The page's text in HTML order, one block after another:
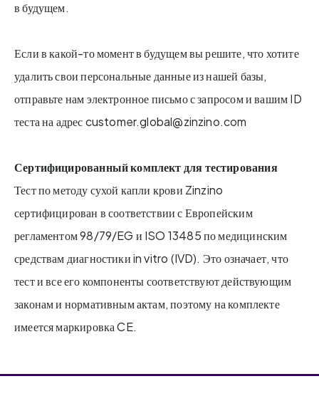
в будущем.
Если в какой-то момент в будущем вы решите, что хотите
удалить свои персональные данные из нашей базы,
отправьте нам электронное письмо с запросом и вашим ID
теста на адрес customer.global@zinzino.com
Сертифицированный комплект для тестирования
Тест по методу сухой капли крови Zinzino
сертифицирован в соответствии с Европейским
регламентом 98/79/EG и ISO 13485 по медицинским
средствам диагностики in vitro (IVD). Это означает, что
тест и все его компоненты соответствуют действующим
законам и нормативным актам, поэтому на комплекте
имеется маркировка CE.